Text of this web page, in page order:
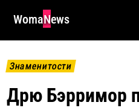
WomaNews
Знаменитости
Дрю Бэрримор